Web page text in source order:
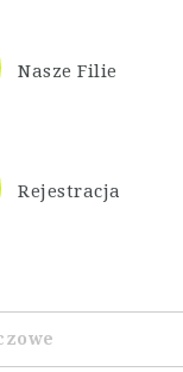
Nasze Filie
Rejestracja